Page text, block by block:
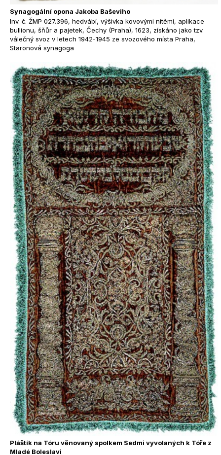
Synagogální opona Jakoba Baševiho
Inv. č. ŽMP 027.396, hedvábí, výšivka kovovými nitěmi, aplikace
bullionu, šňůr a pajetek, Čechy (Praha), 1623, získáno jako tzv.
válečný svoz v letech 1942-1945 ze svozového místa Praha,
Staronová synagoga
Pláštík na Tóru věnovaný spolkem Sedmi vyvolaných k Tóře z
Mladé Boleslavi